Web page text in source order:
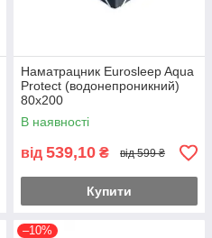
Наматрацник Eurosleep Aqua
Protect (водонепроникний)
80х200
В наявності
від 539,10 ₴ від 599 ₴
Купити
–10%